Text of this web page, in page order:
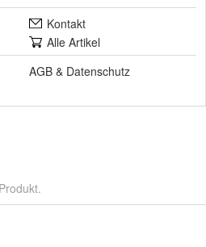
Kontakt
Alle Artikel
AGB & Datenschutz